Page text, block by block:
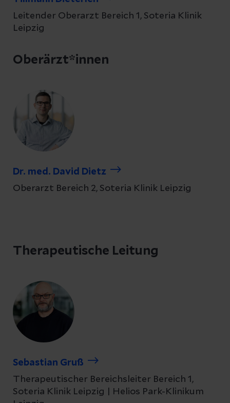
Leitender Oberarzt Bereich 1, Soteria Klinik
Leipzig
Oberärzt*innen
Dr. med. David Dietz
Oberarzt Bereich 2, Soteria Klinik Leipzig
Therapeutische Leitung
Sebastian Gruß
Therapeutischer Bereichsleiter Bereich 1,
Soteria Klinik Leipzig | Helios Park-Klinikum